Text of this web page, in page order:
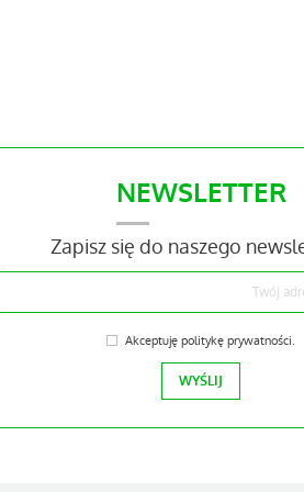
NEWSLETTER
Zapisz się do naszego
Akceptuję politykę prywatności.